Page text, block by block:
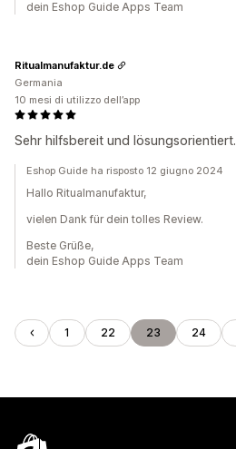
dein Eshop Guide Apps Team
Sehr hilfsbereit und lösungsorientiert.
Ritualmanufaktur.de
Germania
10 mesi di utilizzo dell’app
Eshop Guide ha risposto 12 giugno 2024
Hallo Ritualmanufaktur,
vielen Dank für dein tolles Review.
Beste Grüße,
dein Eshop Guide Apps Team
1 22 23 24